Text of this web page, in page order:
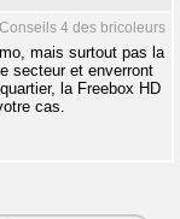
Conseils 4 des bricoleurs
mais surtout pas la
secteur et enverront
la Freebox HD
cas.